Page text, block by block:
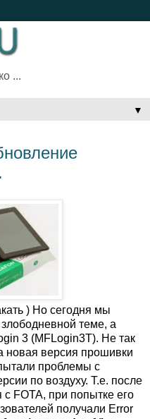
...
▼
) Но сегодня мы
теме, а
3 (MFLogin3T). Не так
новая версия прошивки
проблемы с
по воздуху. Т.е. после
FOTA, при попытке его
получали Error